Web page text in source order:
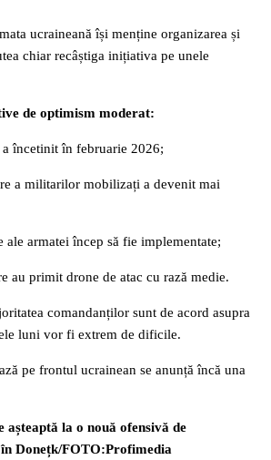
ucraineană își menține organizarea și
chiar recâștiga inițiativa pe unele
de optimism moderat:
încetinit în februarie 2026;
a militarilor mobilizați a devenit mai
ale armatei încep să fie implementate;
au primit drone de atac cu rază medie.
comandanților sunt de acord asupra
luni vor fi extrem de dificile.
pe frontul ucrainean se anunță încă una
așteaptă la o nouă ofensivă de
Donețk/FOTO:Profimedia